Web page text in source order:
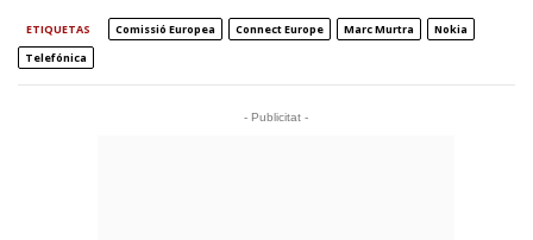
ETIQUETAS Comissió Europea Connect Europe Marc Murtra
Nokia
Telefónica
- Publicitat -